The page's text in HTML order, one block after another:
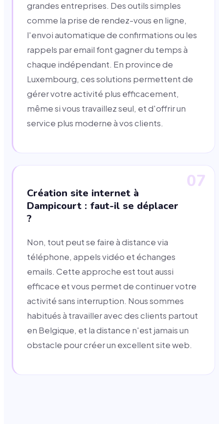
grandes entreprises. Des outils simples
comme la prise de rendez-vous en ligne,
l'envoi automatique de confirmations ou les
rappels par email font gagner du temps à
chaque indépendant. En province de
Luxembourg, ces solutions permettent de
gérer votre activité plus efficacement,
même si vous travaillez seul, et d'offrir un
service plus moderne à vos clients.
07
Création site internet à
Dampicourt : faut-il se déplacer
?
Non, tout peut se faire à distance via
téléphone, appels vidéo et échanges
emails. Cette approche est tout aussi
efficace et vous permet de continuer votre
activité sans interruption. Nous sommes
habitués à travailler avec des clients partout
en Belgique, et la distance n'est jamais un
obstacle pour créer un excellent site web.